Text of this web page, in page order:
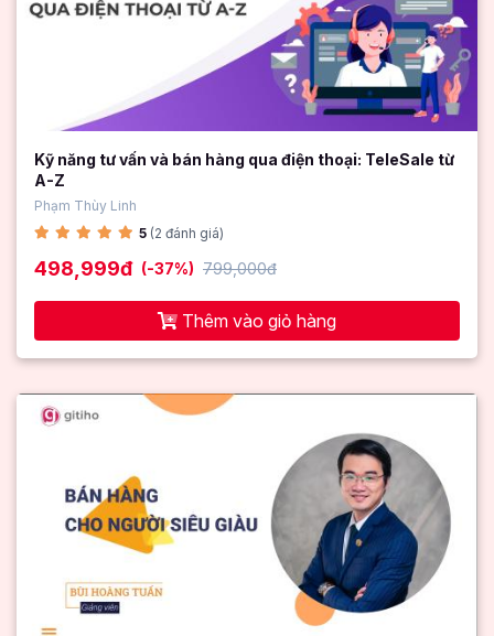
Kỹ năng tư vấn và bán hàng qua điện thoại: TeleSale từ
A-Z
Phạm Thùy Linh
5 (2 đánh giá)
498,999đ (-37%) 799,000đ
Thêm vào giỏ hàng